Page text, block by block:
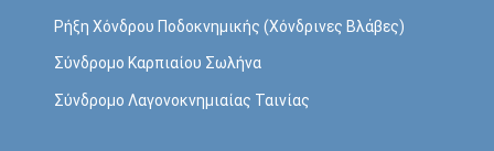
Ρήξη Χόνδρου Ποδοκνημικής (Χόνδρινες Βλάβες)
Σύνδρομο Καρπιαίου Σωλήνα
Σύνδρομο Λαγονοκνημιαίας Ταινίας